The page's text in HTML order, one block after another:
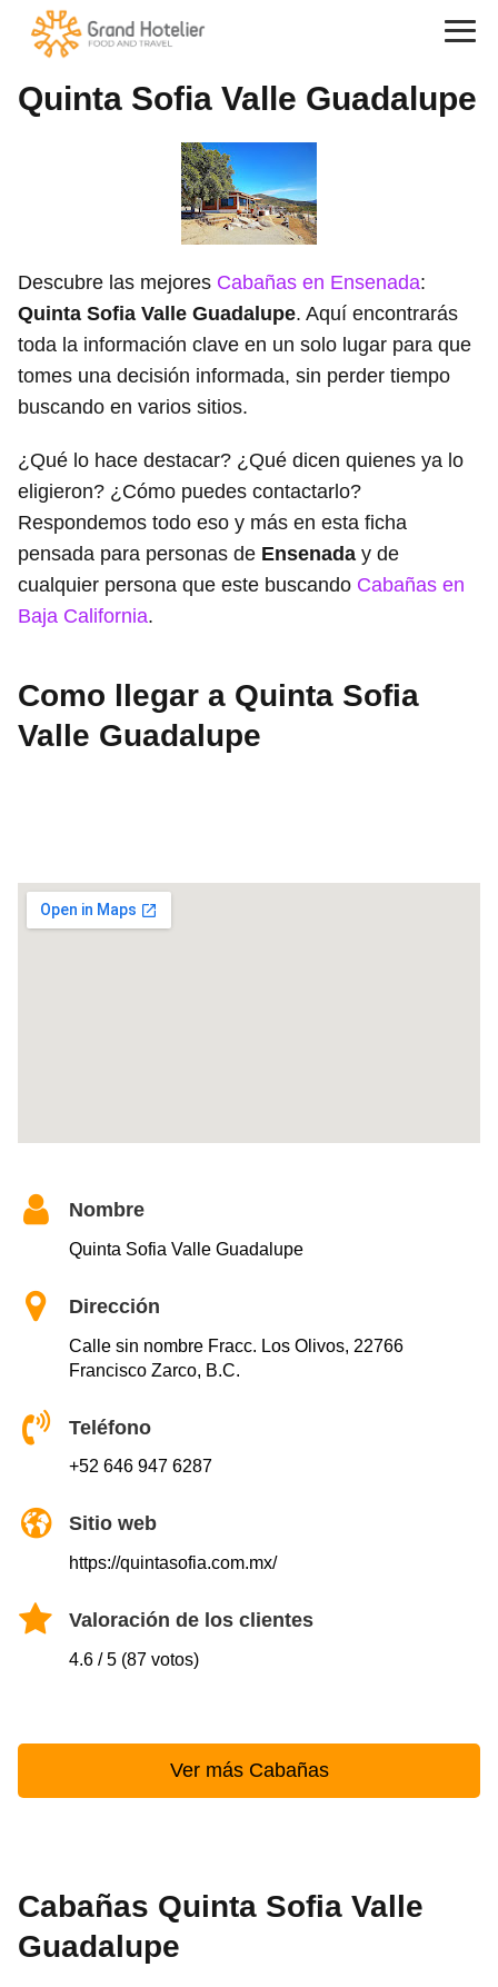
Quinta Sofia Valle Guadalupe
Descubre las mejores Cabañas en Ensenada:
Quinta Sofia Valle Guadalupe. Aquí encontrarás
toda la información clave en un solo lugar para que
tomes una decisión informada, sin perder tiempo
buscando en varios sitios.
¿Qué lo hace destacar? ¿Qué dicen quienes ya lo
eligieron? ¿Cómo puedes contactarlo?
Respondemos todo eso y más en esta ficha
pensada para personas de Ensenada y de
cualquier persona que este buscando Cabañas en
Baja California.
Como llegar a Quinta Sofia
Valle Guadalupe
Nombre
Quinta Sofia Valle Guadalupe
Dirección
Calle sin nombre Fracc. Los Olivos, 22766
Francisco Zarco, B.C.
Teléfono
+52 646 947 6287
Sitio web
https://quintasofia.com.mx/
Valoración de los clientes
4.6 / 5 (87 votos)
Ver más Cabañas
Cabañas Quinta Sofia Valle
Guadalupe